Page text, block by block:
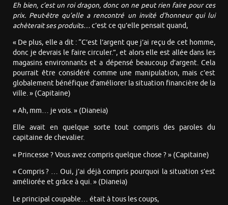
Eh bien, c’est un roi dragon, donc on ne peut rien faire pour ces
prix. Peut-être qu’elle a rencontré un invité d’honneur qui lui
achèterait ses produits…c’est ce qu’elle pensait quand,
« De plus, elle a dit : “C’est l’argent que j’ai reçu de cet homme,
donc je devrais le faire circuler.”, et alors elle est allée dans les
magasins environnants et a dépensé beaucoup d’argent. Cela
pourrait être considéré comme une manipulation, mais c’est
globalement bénéfique d’améliorer la situation financière de la
ville. » (Capitaine)
« Ah, mm… je vois. » (Dianeia)
Elle avait en quelque sorte tout compris des paroles du
capitaine de chevalier.
« Princesse ? Vous avez compris quelque chose ? » (Capitaine)
« Compris ? … Oui, j’ai déjà compris pourquoi la situation s’est
améliorée et grâce à qui. » (Dianeia)
Le principal coupable… était à tous les coups,